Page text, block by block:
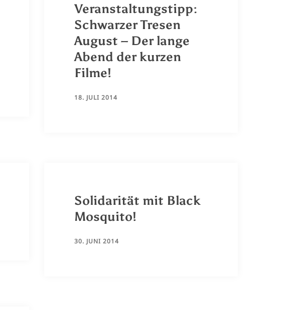
Veranstaltungstipp:
Schwarzer Tresen
August – Der lange
Abend der kurzen
Filme!
18. JULI 2014
Solidarität mit Black
Mosquito!
30. JUNI 2014